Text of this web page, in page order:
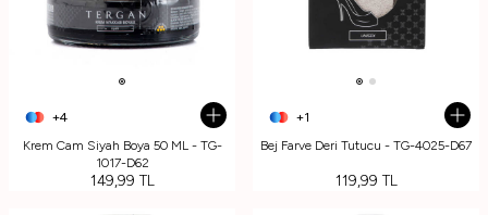
+4
Krem Cam Siyah Boya 50 ML - TG-
1017-D62
149,99 TL
+1
Bej Farve Deri Tutucu - TG-4025-D67
119,99 TL